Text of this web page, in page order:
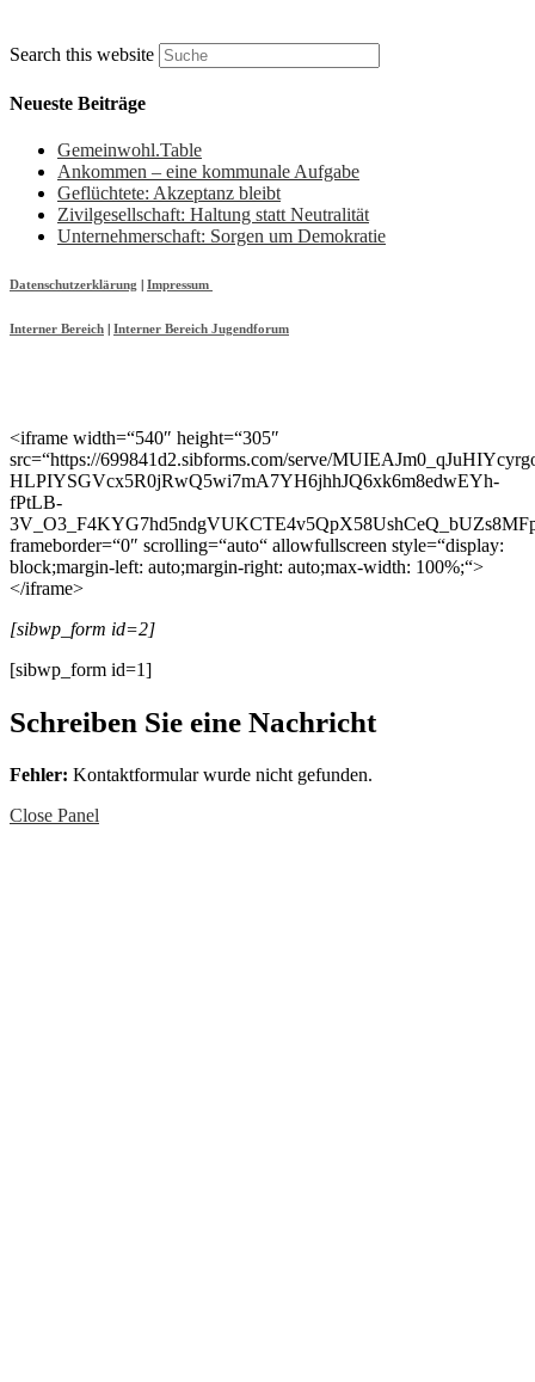
Search this website
Neueste Beiträge
Gemeinwohl.Table
Ankommen – eine kommunale Aufgabe
Geflüchtete: Akzeptanz bleibt
Zivilgesellschaft: Haltung statt Neutralität
Unternehmerschaft: Sorgen um Demokratie
Datenschutzerklärung Impressum
Interner Bereich Interner Bereich Jugendforum
<iframe width=“540″ height=“305″
src=“https://699841d2.sibforms.com/serve/
HLPIYSGVcx5R0jRwQ5wi7mA7YH6jhhJQ6xk6m8edwEYh-
fPtLB-
frameborder=“0″ scrolling=“auto“ allowfullscreen style=“display:
block;margin-left: auto;margin-right: auto;max-width: 100%;“>
</iframe>
[sibwp_form id=2]
[sibwp_form id=1]
Schreiben Sie eine Nachricht
Fehler: Kontaktformular wurde nicht gefunden.
Close Panel